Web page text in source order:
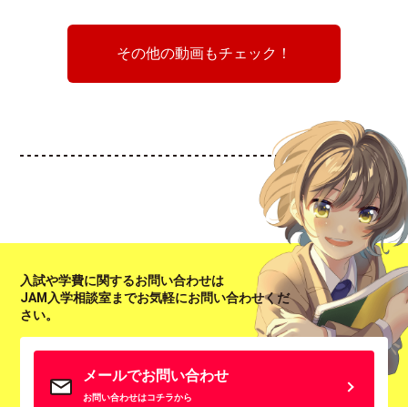
その他の動画もチェック！
入試や学費に関するお問い合わせは
JAM入学相談室までお気軽にお問い合わせくだ
さい。
メールでお問い合わせ
お問い合わせはコチラから